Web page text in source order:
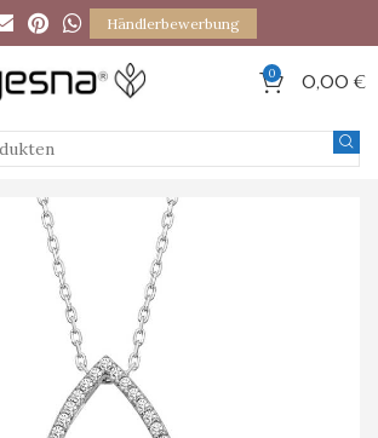
Händlerbewerbung
0 0,00 €